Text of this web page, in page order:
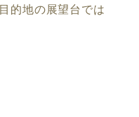
目的地の展望台では